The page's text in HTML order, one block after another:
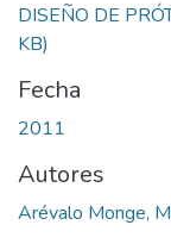
DISEÑO DE
KB)
Fecha
2011
Autores
Arévalo Monge,